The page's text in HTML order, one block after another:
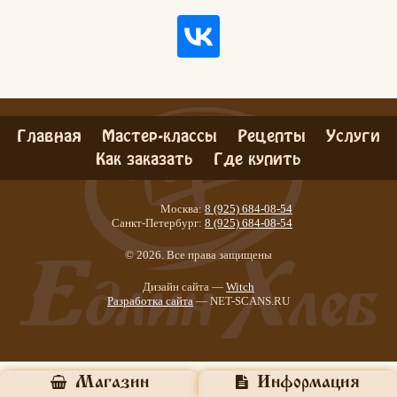
Едлин
Главная Мастер-классы Рецепты Услуги
Как заказать Где купить
Москва: 8 (925) 684-08-54
Санкт-Петербург: 8 (925) 684-08-54
© 2026. Все права защищены
Дизайн сайта — Witch
Разработка сайта — NET-SCANS.RU